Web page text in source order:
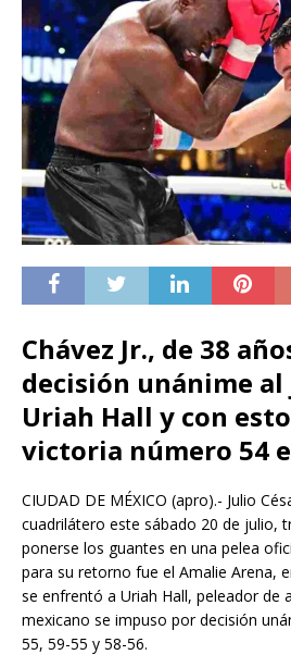
Chávez Jr., de 38
decisión unánime
Uriah Hall y con
victoria número 54
CIUDAD DE MÉXICO (apro).- Julio
cuadrilátero este sábado 20 de julio,
ponerse los guantes en una pelea
para su retorno fue el Amalie Arena,
se enfrentó a Uriah Hall, peleador de
mexicano se impuso por decisión
55, 59-55 y 58-56.